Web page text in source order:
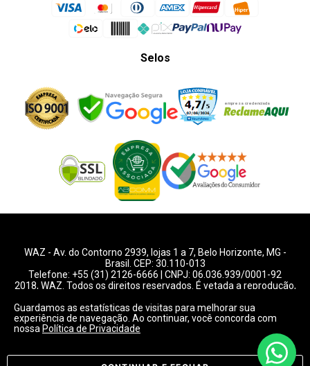
Selos
WAZ - Av. do Contorno 2939, lojas 1 a 7, Belo Horizonte, MG -
Brasil. CEP: 30.110-013
Telefone: +55 (31) 2126-6666 | CNPJ: 06.036.939/0001-92
2018, WAZ. Todos os direitos reservados. É vetada a reprodução,
Preços e condições de pagamentos válidos exclusivamente
para compras pelo website.
Guardamos as estatísticas de visitas para melhorar sua
experiência de navegação. Ao continuar, você concorda com
nossa Política de Privacidade